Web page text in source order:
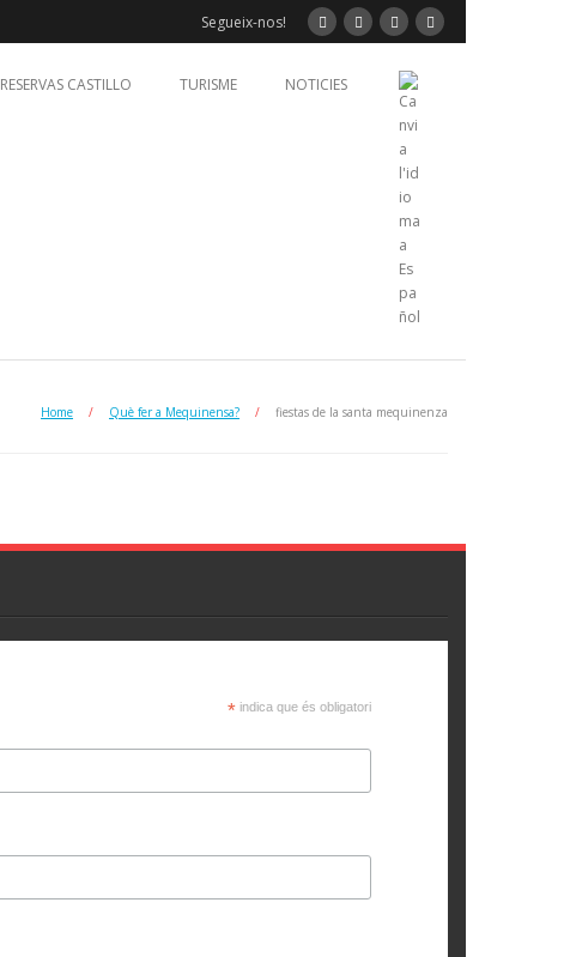
Segueix-nos!
RESERVAS CASTILLO TURISME NOTICIES
Home / Què fer a Mequinensa? / fiestas de la santa mequinenza
* indica que és obligatori